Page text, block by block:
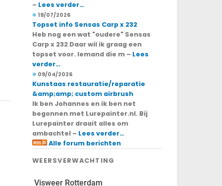
– Lees verder…
19/07/2026
Topset info Sensas Carp x 232
Heb nog een wat "oudere" Sensas
Carp x 232 Daar wil ik graag een
topset voor. Iemand die m – Lees
verder…
09/04/2026
Kunstaas restauratie/reparatie
&amp;amp; custom airbrush
Ik ben Johannes en ik ben net
begonnen met Lurepainter.nl. Bij
Lurepainter draait alles om
ambachtel – Lees verder…
Alle forum berichten
WEERSVERWACHTING